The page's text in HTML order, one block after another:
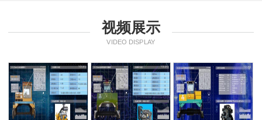
视频展示
VIDEO DISPLAY